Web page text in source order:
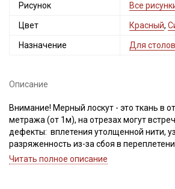
Рисунок Все
Цвет Красный,
Назначение Для
Описание
Внимание! Мерный лоскут - это ткань в
метража (от 1м), на отрезах могут
дефекты: вплетения утолщенной нити,
разряженность из-за сбоя в
загрязнения вдоль кромки и на
Читать полное описание